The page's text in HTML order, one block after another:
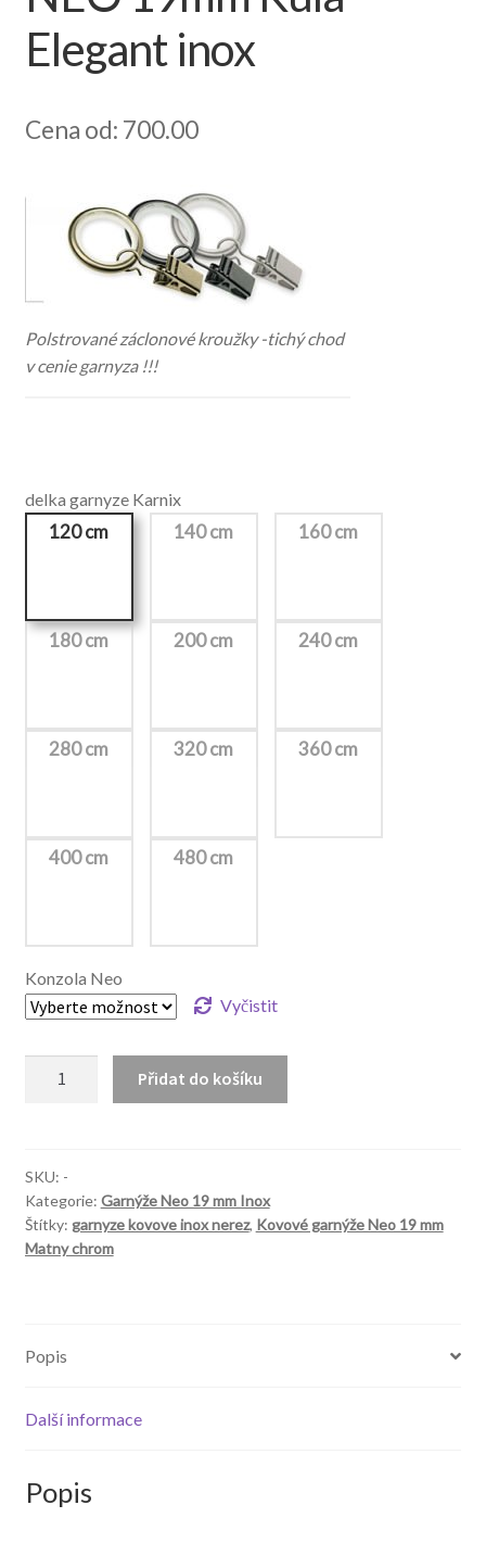
Elegant inox
Cena od: 700.00
Polstrované záclonové kroužky -tichý chod
v cenie garnyza !!!
delka garnyze Karnix
120 cm 140 cm 160 cm
180 cm 200 cm 240 cm
280 cm 320 cm 360 cm
400 cm 480 cm
Konzola Neo
Vyčistit
inox
množství
Přidat do košíku
SKU: -
Kategorie: Garnýže Neo 19 mm Inox
Štítky: garnyze kovove inox nerez, Kovové garnýže Neo 19 mm
Matny chrom
Popis
Další informace
Popis